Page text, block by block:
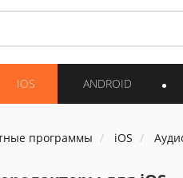
IOS ANDROID
программы iOS